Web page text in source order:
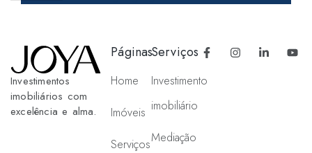
Investimentos
imobiliários com
excelência e alma.
Páginas
Home
Imóveis
Serviços
Serviços
Investimento
imobiliário
Mediação